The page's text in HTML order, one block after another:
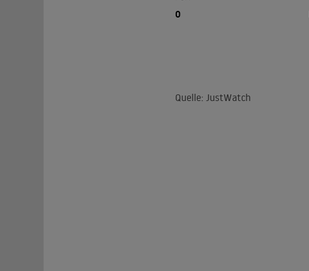
0
Quelle: JustWatch